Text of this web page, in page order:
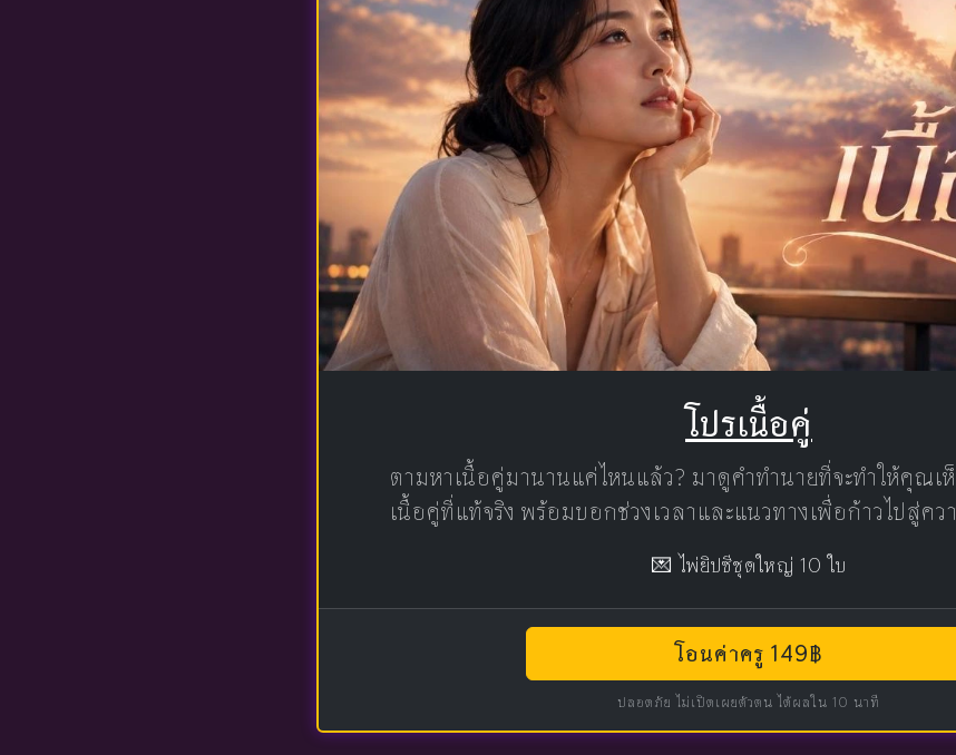
โปรเนื้อคู่
ตามหาเนื้อคู่มานานแค่ไหนแล้ว? มาดูคำทำนายที่จะทำให้คุณเ
เนื้อคู่ที่แท้จริง พร้อมบอกช่วงเวลาและแนวทางเพื่อก้าวไปสู่ค
💌 ไพ่ยิปซีชุดใหญ่ 10 ใบ
โอนค่าครู 149฿
ปลอดภัย ไม่เปิดเผยตัวตน ได้ผลใน 10 นาที